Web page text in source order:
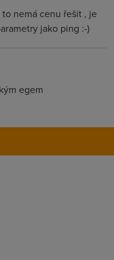
nemá cenu řešit , je
jako ping :-)
egem